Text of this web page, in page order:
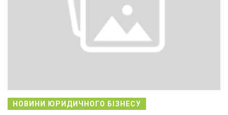
НОВИНИ ЮРИДИЧНОГО БІЗНЕСУ